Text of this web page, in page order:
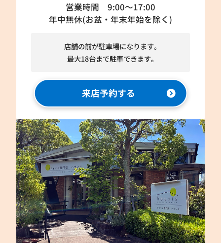
営業時間 9:00～17:00
年中無休(お盆・年末年始を除く)
店舗の前が駐車場になります。
最大18台まで駐車できます。
来店予約する